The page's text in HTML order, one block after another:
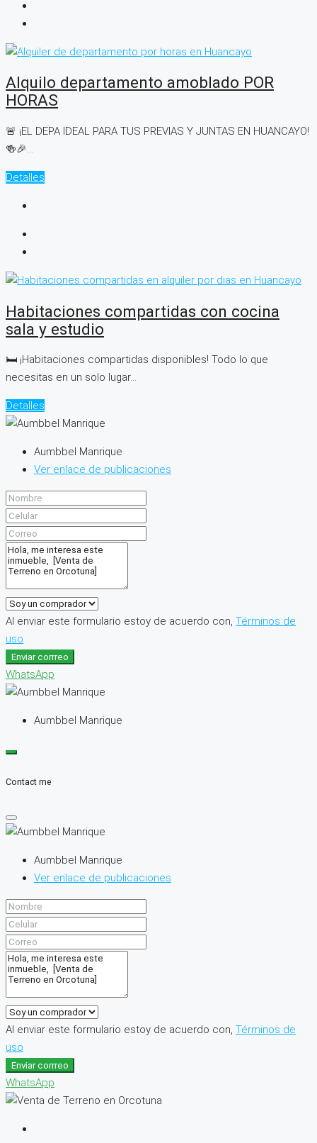
Alquilo departamento amoblado POR
HORAS
🚨 ¡EL DEPA IDEAL PARA TUS PREVIAS Y JUNTAS EN HUANCAYO!
🍻🎉...
Detalles
Habitaciones compartidas con cocina
sala y estudio
🛏️ ¡Habitaciones compartidas disponibles! Todo lo que
necesitas en un solo lugar...
Detalles
Aumbbel Manrique
Ver enlace de publicaciones
Al enviar este formulario estoy de acuerdo con, Términos de
uso
Enviar corrreo
WhatsApp
Aumbbel Manrique
Contact me
Aumbbel Manrique
Ver enlace de publicaciones
Al enviar este formulario estoy de acuerdo con, Términos de
uso
Enviar corrreo
WhatsApp